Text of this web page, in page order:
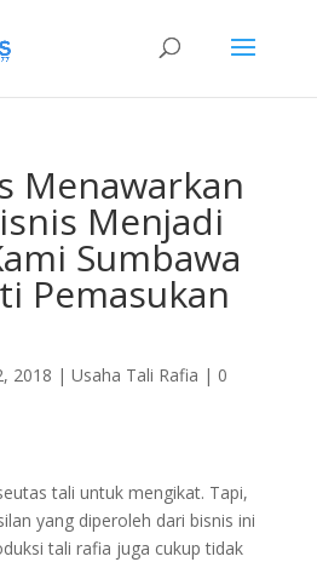
Menawarkan
Menjadi
Sumbawa
Pemasukan
2018 | Usaha Tali Rafia | 0
tali untuk mengikat. Tapi,
yang diperoleh dari bisnis ini
tali rafia juga cukup tidak